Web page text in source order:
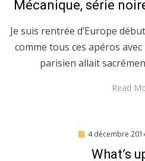
Mécanique, série
Je suis rentrée d’Europe
comme tous ces apéros
parisien allait
Read
Posted
4 décembre
What’s